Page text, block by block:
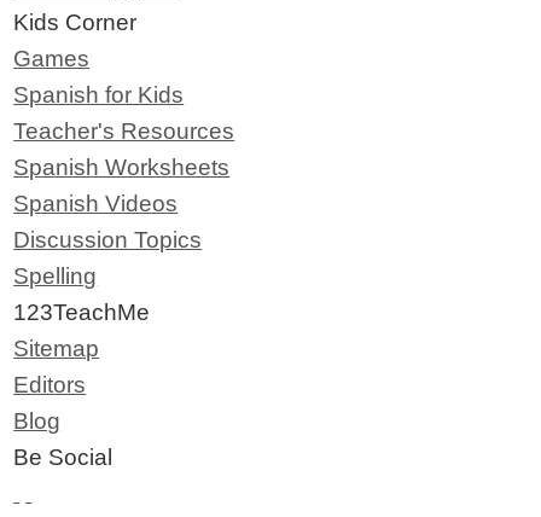
Kids Corner
Games
Spanish for Kids
Teacher's Resources
Spanish Worksheets
Spanish Videos
Discussion Topics
Spelling
123TeachMe
Sitemap
Editors
Blog
Be Social